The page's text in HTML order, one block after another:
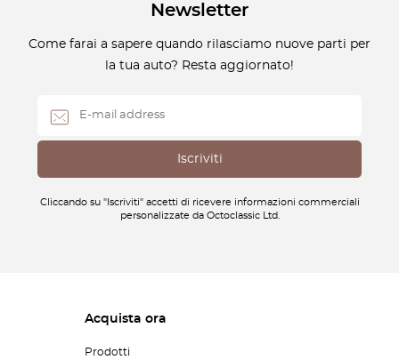
Newsletter
Come farai a sapere quando rilasciamo nuove parti per
la tua auto? Resta aggiornato!
Cliccando su "Iscriviti" accetti di ricevere informazioni commerciali
personalizzate da Octoclassic Ltd.
Acquista ora
Prodotti